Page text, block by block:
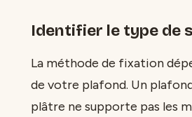
Identifier le type de
La méthode de fixation
de votre plafond. Un
plâtre ne supporte pas les